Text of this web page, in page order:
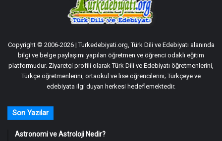
Copyright © 2006-2026 | Turkedebiyati.org, Türk Dili ve Edebiyatı alanında
bilgi ve belge paylaşımı yapılan öğretmen ve öğrenci odaklı eğitim
platformudur. Ziyaretçi profili olarak Türk Dili ve Edebiyatı öğretmenlerini,
Türkçe öğretmenlerini, ortaokul ve lise öğrencilerini; Türkçeye ve
edebiyata ilgi duyan herkesi hedeflemektedir.
Son Yazılar
Astronomi ve Astroloji Nedir?